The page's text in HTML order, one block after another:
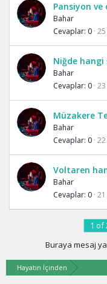
Pansiyon
Bahar
Cevaplar 0
Niğde hangi
Bahar
Cevaplar 0
Müzakere
Bahar
Cevaplar 0
Voltaren
Bahar
Cevaplar 0
1 of
Buraya mesaj
Hayatın İçinden